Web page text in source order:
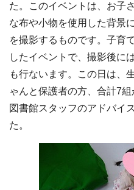
た。このイベントは、お子
な布や小物を使用した背景
を撮影するものです。子育
したイベントで、撮影後に
も行ないます。この日は、
ゃんと保護者の方、合計7
図書館スタッフのアドバイ
た。